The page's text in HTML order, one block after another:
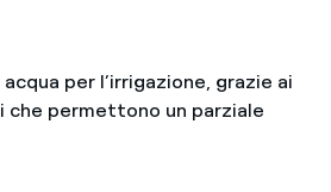
per l’irrigazione, grazie ai
permettono un parziale